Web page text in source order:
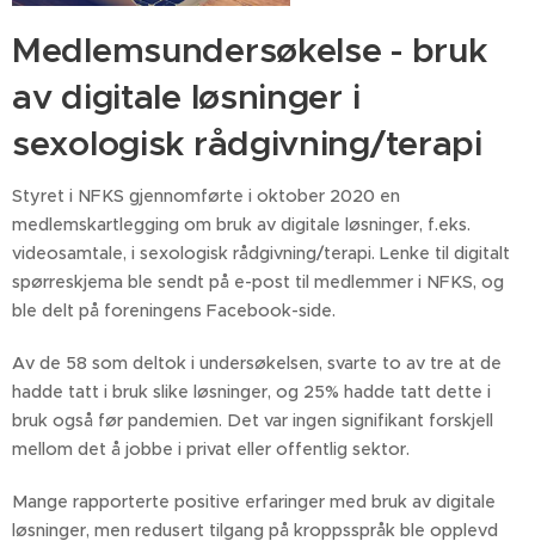
Medlemsundersøkelse - bruk
av digitale løsninger i
sexologisk rådgivning/terapi
Styret i NFKS gjennomførte i oktober 2020 en
medlemskartlegging om bruk av digitale løsninger, f.eks.
videosamtale, i sexologisk rådgivning/terapi. Lenke til digitalt
spørreskjema ble sendt på e-post til medlemmer i NFKS, og
ble delt på foreningens Facebook-side.
Av de 58 som deltok i undersøkelsen, svarte to av tre at de
hadde tatt i bruk slike løsninger, og 25% hadde tatt dette i
bruk også før pandemien. Det var ingen signifikant forskjell
mellom det å jobbe i privat eller offentlig sektor.
Mange rapporterte positive erfaringer med bruk av digitale
løsninger, men redusert tilgang på kroppsspråk ble opplevd